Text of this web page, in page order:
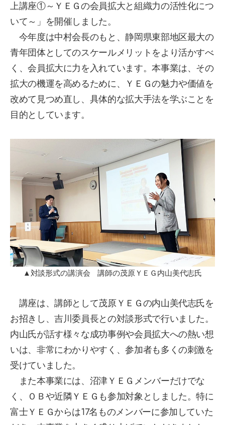
上講座①～ＹＥＧの会員拡大と組織力の活性化につ
いて～」を開催しました。
今年度は中村会長のもと、静岡県東部地区最大の
青年団体としてのスケールメリットをより活かすべ
く、会員拡大に力を入れています。本事業は、その
拡大の機運を高めるために、ＹＥＧの魅力や価値を
改めて見つめ直し、具体的な拡大手法を学ぶことを
目的としています。
▲対談形式の講演会 講師の茂原ＹＥＧ内山美代志氏
講座は、講師として茂原ＹＥＧの内山美代志氏を
お招きし、吉川委員長との対談形式で行いました。
内山氏が話す様々な成功事例や会員拡大への熱い想
いは、非常にわかりやすく、参加者も多くの刺激を
受けていました。
また本事業には、沼津ＹＥＧメンバーだけでな
く、ＯＢや近隣ＹＥＧも参加対象としました。特に
富士ＹＥＧからは17名ものメンバーに参加していた